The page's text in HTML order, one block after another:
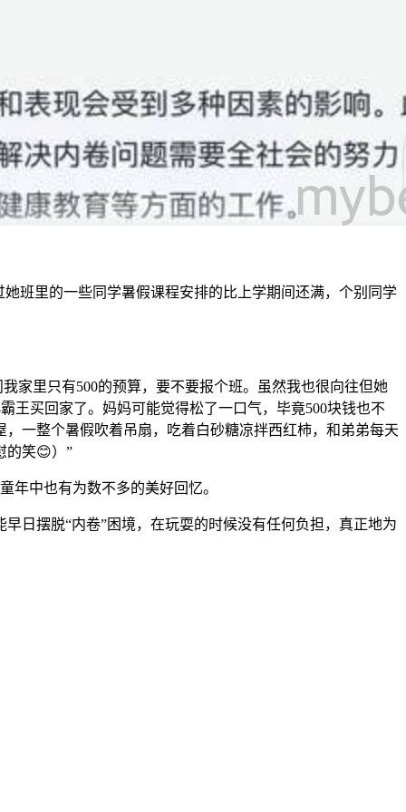
班里的一些同学暑假课程安排的比上学期间还满，个别同学
家里只有500的预算，要不要报个班。虽然我也很向往但她
王买回家了。妈妈可能觉得松了一口气，毕竟500块钱也不
一整个暑假吹着吊扇，吃着白砂糖凉拌西红柿，和弟弟每天
的笑😊）”
年中也有为数不多的美好回忆。
日摆脱“内卷”困境，在玩耍的时候没有任何负担，真正地为